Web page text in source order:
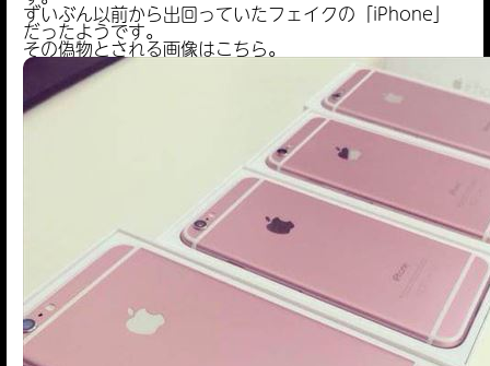
ずいぶん以前から出回っていたフェイクの「iPhone」
だったようです。
その偽物とされる画像はこちら。